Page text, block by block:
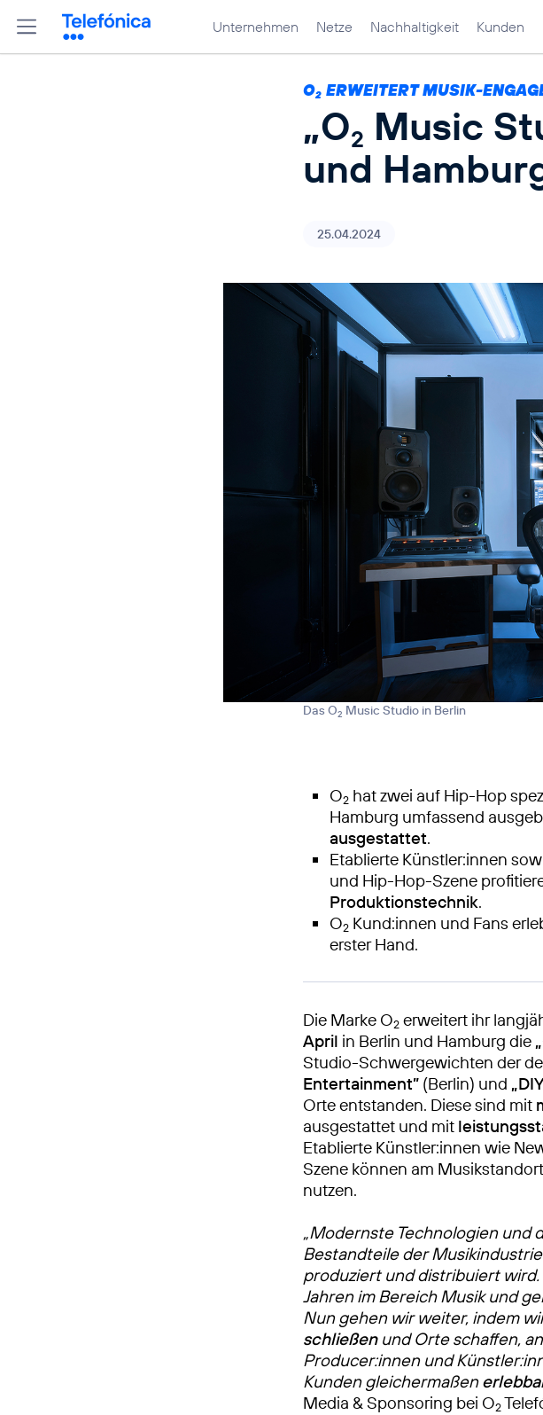
Unternehmen Netze Nachhaltigkeit Kunden
O2 ERWEITERT MUSIK-
„O2 Music
und
25.04.2024
Das O2 Music Studio in Berlin
O2 hat zwei auf Hip-Hop
Hamburg umfassend
ausgestattet.
Etablierte Künstler:innen
und Hip-Hop-Szene
Produktionstechnik.
O2 Kund:innen und Fans
erster Hand.
Die Marke O2 erweitert ihr
April in Berlin und Hamburg die
Studio-Schwergewichten der
Entertainment” (Berlin) und
Orte entstanden. Diese sind mit
ausgestattet und mit
Etablierte Künstler:innen wie
Szene können am
nutzen.
„Modernste Technologien und
Bestandteile der
produziert und distribuiert
Jahren im Bereich Musik und
Nun gehen wir weiter, indem
schließenund Orte schaffen,
Producer:innen und
Kunden gleichermaßen
Media & Sponsoring bei O2